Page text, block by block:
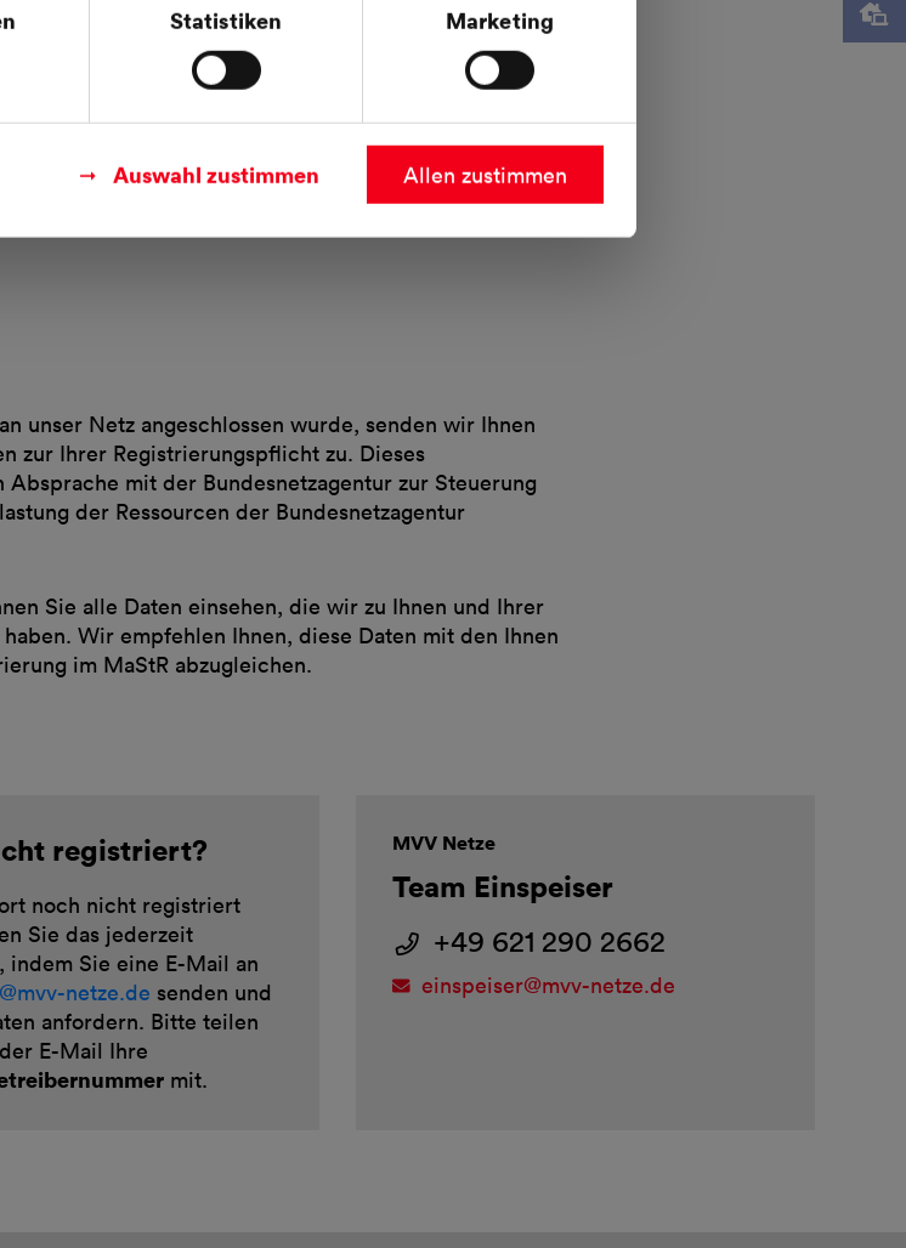
(Fall C-311/18), sogenanntes Schrems II Urteil steht.
Datenschutzhinweisen
Statistiken Marketing
Auswahl zustimmen Allen zustimmen
die nach dem 31. Januar 2019 in Betrieb gehen
die Registrierung im MaStR einen Monat nach der
sein.
an unser Netz angeschlossen wurde, senden wir Ihnen
zur Ihrer Registrierungspflicht zu. Dieses
mit der Bundesnetzagentur zur Steuerung
der Ressourcen der Bundesnetzagentur
Sie alle Daten einsehen, die wir zu Ihnen und Ihrer
Wir empfehlen Ihnen, diese Daten mit den Ihnen
im MaStR abzugleichen.
registriert?
noch nicht registriert
Sie das jederzeit
indem Sie eine E-Mail an
mvv-netze.de senden und
anfordern. Bitte teilen
E-Mail Ihre
mit.
MVV Netze
Team Einspeiser
+49 621 290 2662
einspeiser@mvv-netze.de